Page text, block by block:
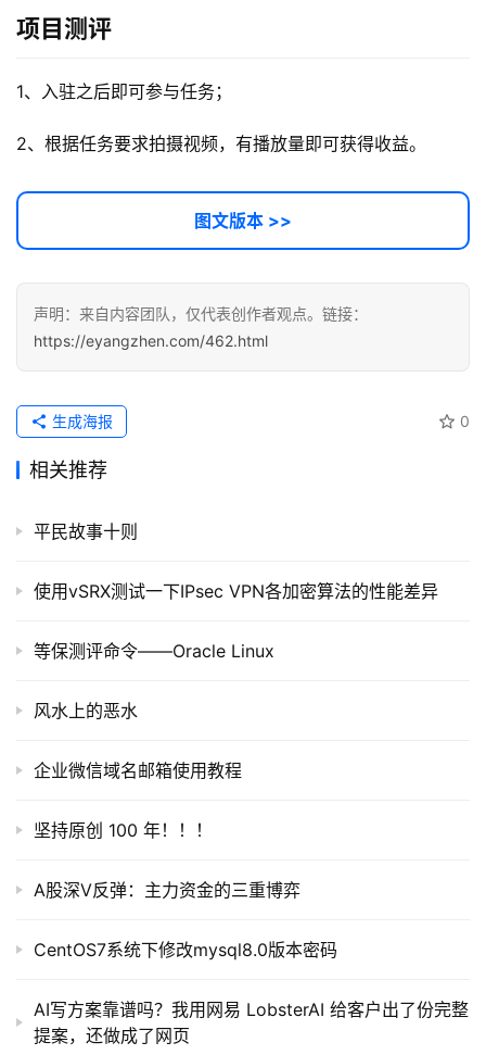
教
程
软
应
项
目
A
I
提
词
开
代
用
注册
项目测评
1、入驻之后即可参与任务；
2、根据任务要求拍摄视频，有播放量即可获得收益。
图文版本 >>
声明：来自内容团队，仅代表创作者观点。链接：
https://eyangzhen.com/462.html
0
生成海报
相关推荐
平民故事十则
使用vSRX测试一下IPsec VPN各加密算法的性能差异
等保测评命令——Oracle Linux
风水上的恶水
企业微信域名邮箱使用教程
坚持原创 100 年！！！
A股深V反弹：主力资金的三重博弈
CentOS7系统下修改mysql8.0版本密码
AI写方案靠谱吗？我用网易 LobsterAI 给客户出了份完整
提案，还做成了网页